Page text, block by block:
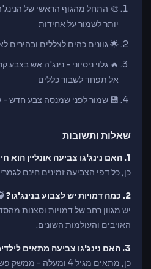
🎨 התחל מהגוף הראשי של
יותר לשמור על אחידות
🌟 גוונים כהים לצללים ובהירים
🔥 גלוי ניסיוני - נינג'ה אש
אל תפחד לשבור כללים
💾 שמור לפני שמנסה צבע חדש -
שאלות ותשובות
1. האם נינג'גו צביעה אונליין הוא חינם?
כן, כל דפי הצביעה זמינים חינם
2. כמה דמויות יש לצבוע בנינג'גו?
🥷
יש מגוון רחב של דמויות וסצנות
האויבים והעולמות השונים.
3. האם נינג'גו צביעה מתאים לילדים קטנים?
כן, מתאים מגיל 4 ומעלה